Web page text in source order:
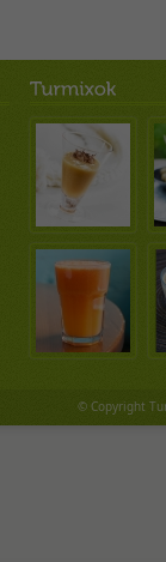
© Copyright